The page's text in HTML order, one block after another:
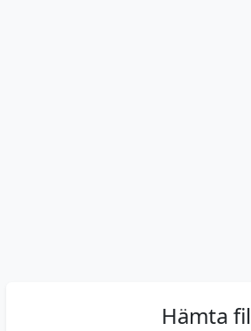
Hämta fil